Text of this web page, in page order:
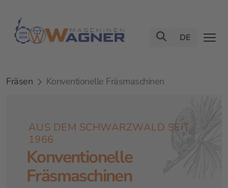
DE
Fräsen Konventionelle Fräsmaschinen
AUS DEM SCHWARZWALD SEIT
1966
Konventionelle
Fräsmaschinen